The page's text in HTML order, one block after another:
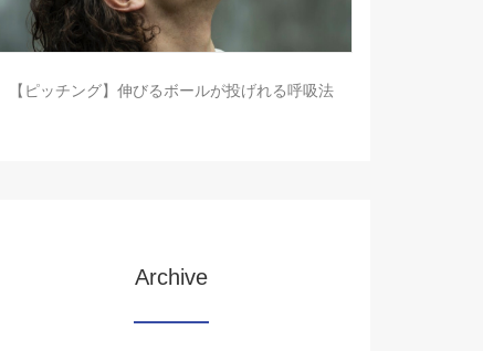
【ピッチング】伸びるボールが投げれる呼吸法
Archive